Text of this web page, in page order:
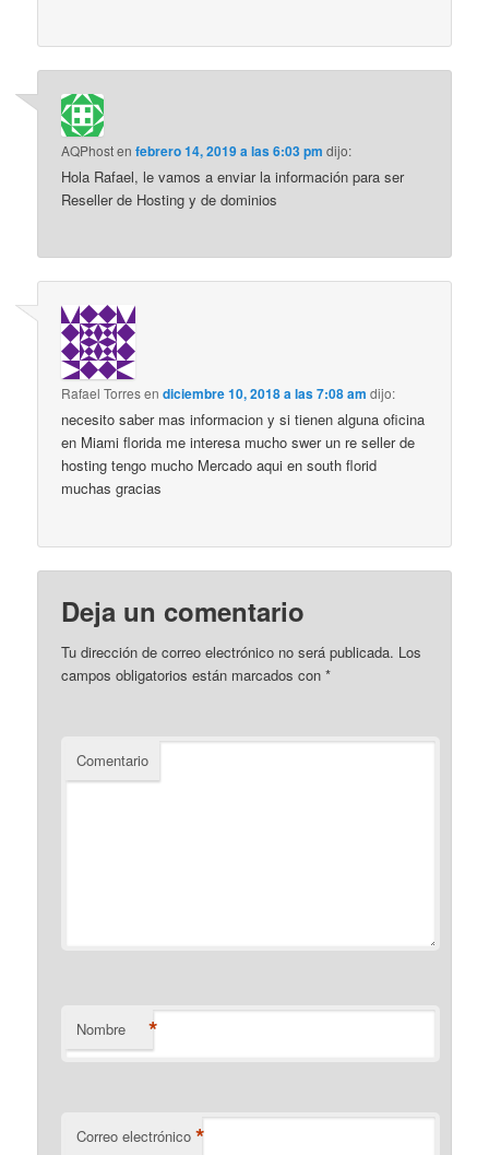
AQPhostenfebrero 14, 2019 a las 6:03 pm dijo:
Hola Rafael, le vamos a enviar la información para ser
Reseller de Hosting y de dominios
Rafael Torresendiciembre 10, 2018 a las 7:08 am dijo:
necesito saber mas informacion y si tienen alguna oficina
en Miami florida me interesa mucho swer un re seller de
hosting tengo mucho Mercado aqui en south florid
muchas gracias
Deja un comentario
Tu dirección de correo electrónico no será publicada. Los
campos obligatorios están marcados con*
Comentario
Nombre *
Correo electrónico *